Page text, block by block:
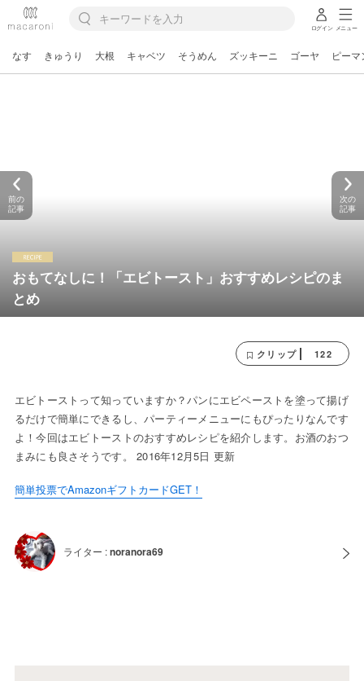
ログイン メニュー
なす きゅうり 大根 キャベツ そうめん ズッキーニ ゴーヤ ピーマ
おもてなしに！「エビトースト」おすすめレシピのま
とめ
前の
記事
次の
記事
クリップ 122
エビトーストって知っていますか？パンにエビペーストを塗って揚げ
るだけで簡単にできるし、パーティーメニューにもぴったりなんです
よ！今回はエビトーストのおすすめレシピを紹介します。お酒のおつ
まみにも良さそうです。 2016年12月5日 更新
簡単投票でAmazonギフトカードGET！
ライター :noranora69